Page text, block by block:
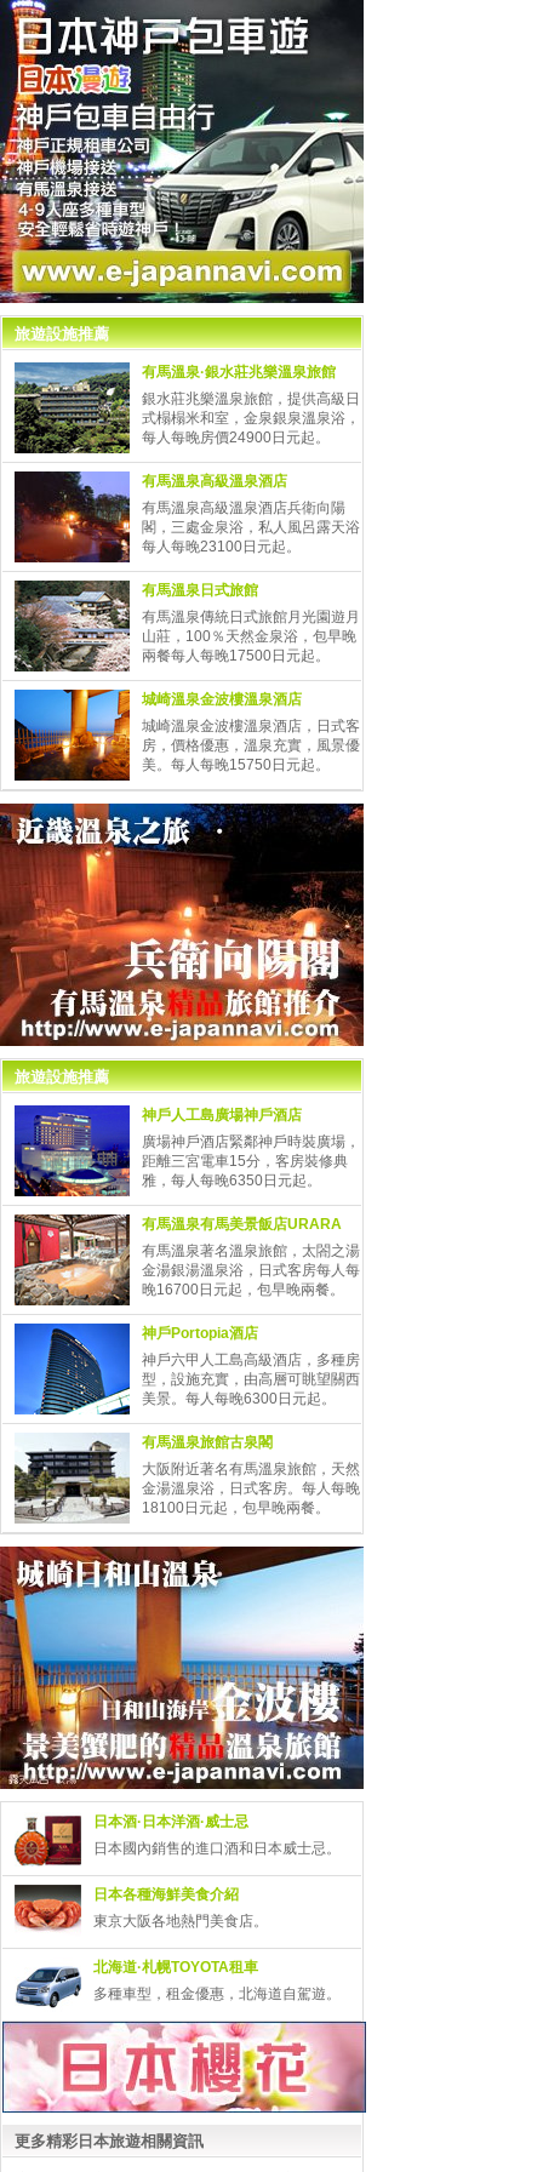
旅遊設施推薦
有馬溫泉·銀水莊兆樂溫泉旅館
銀水莊兆樂溫泉旅館，提供高級日
式榻榻米和室，金泉銀泉溫泉浴，
每人每晚房價24900日元起。
有馬溫泉高級溫泉酒店
有馬溫泉高級溫泉酒店兵衛向陽
閣，三處金泉浴，私人風呂露天浴
每人每晚23100日元起。
有馬溫泉日式旅館
有馬溫泉傳統日式旅館月光園遊月
山莊，100％天然金泉浴，包早晚
兩餐每人每晚17500日元起。
城崎溫泉金波樓溫泉酒店
城崎溫泉金波樓溫泉酒店，日式客
房，價格優惠，溫泉充實，風景優
美。每人每晚15750日元起。
旅遊設施推薦
神戶人工島廣場神戶酒店
廣場神戶酒店緊鄰神戶時裝廣場，
距離三宮電車15分，客房裝修典
雅，每人每晚6350日元起。
有馬溫泉有馬美景飯店URARA
有馬溫泉著名溫泉旅館，太閤之湯
金湯銀湯溫泉浴，日式客房每人每
晚16700日元起，包早晚兩餐。
神戶Portopia酒店
神戶六甲人工島高級酒店，多種房
型，設施充實，由高層可眺望關西
美景。每人每晚6300日元起。
有馬溫泉旅館古泉閣
大阪附近著名有馬溫泉旅館，天然
金湯溫泉浴，日式客房。每人每晚
18100日元起，包早晚兩餐。
日本酒·日本洋酒·威士忌
日本國內銷售的進口酒和日本威士忌。
日本各種海鮮美食介紹
東京大阪各地熱門美食店。
北海道·札幌TOYOTA租車
多種車型，租金優惠，北海道自駕遊。
更多精彩日本旅遊相關資訊